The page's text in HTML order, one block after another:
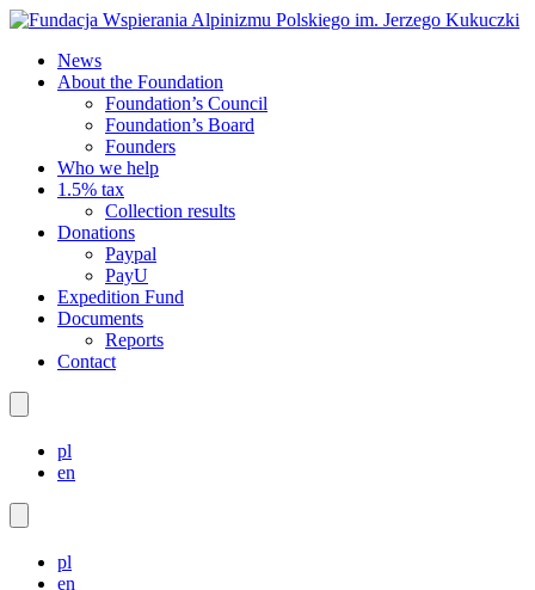
News
About the Foundation
Foundation’s Council
Foundation’s Board
Founders
Who we help
1.5% tax
Collection results
Donations
Paypal
PayU
Expedition Fund
Documents
Reports
Contact
pl
en
pl
en